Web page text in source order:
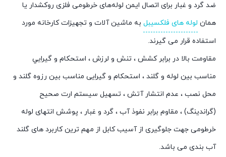
ضد گرد و غبار برای اتصال ایمن لوله‌های خرطومی فلزی روکشدار یا
همان لوله های فلکسیبل به ماشین‌ آلات و تجهیزات کارخانه مورد
استفاده قرار می گیرند.
مقاومت بالا در برابر کشش ، تنش و لرزش ، استحکام و گيرايي
مناسب بين لوله و گلند ، استحکام و گيرايی مناسب بين رزوه گلند و
محل نصب ، عدم انتشار آتش ، تسهيل سیستم ارت صحیح
(گراندینگ) ، مقاوم برابر نفوذ آب ، گرد و غبار ، پوشش انتهای لوله
خرطومی جهت جلوگیری از آسیب کابل از مهم ترین کاربرد های گلند
آب بندی می باشد.